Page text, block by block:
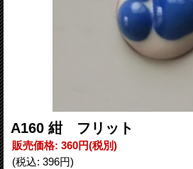
A160 紺 フリット
販売価格: 360円(税別)
(税込: 396円)